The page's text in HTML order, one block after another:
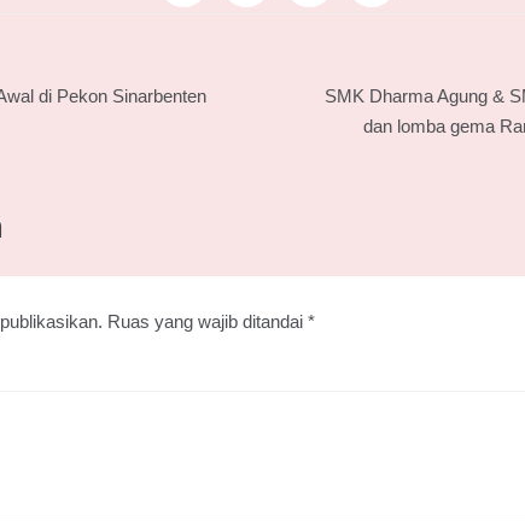
di Pekon Sinarbenten
SMK Dharma Agung &
dan lomba gema
Ruas yang wajib ditandai *